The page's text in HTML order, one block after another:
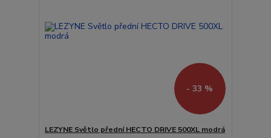
- 33 %
LEZYNE Světlo přední HECTO DRIVE 500XL modrá